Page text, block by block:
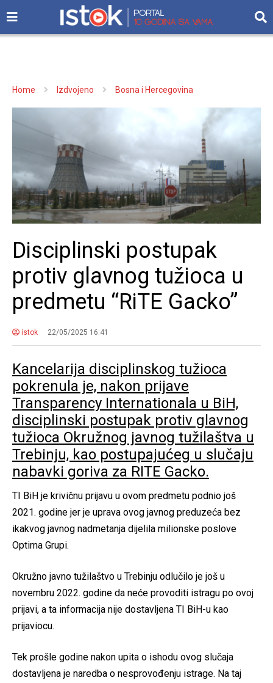
Home Izdvojeno Bosna i Hercegovina
Disciplinski postupak
protiv glavnog tužioca u
predmetu “RiTE Gacko”
istok 22/05/2025 16:41
Kancelarija disciplinskog tužioca
pokrenula je, nakon prijave
Transparency Internationala u BiH,
disciplinski postupak protiv glavnog
tužioca Okružnog javnog tužilaštva u
Trebinju, kao postupajućeg u slučaju
nabavki goriva za RITE Gacko.
TI BiH je krivičnu prijavu u ovom predmetu podnio još
2021. godine jer je uprava ovog javnog preduzeća bez
ikakvog javnog nadmetanja dijelila milionske poslove
Optima Grupi.
Okružno javno tužilaštvo u Trebinju odlučilo je još u
novembru 2022. godine da neće provoditi istragu po ovoj
prijavi, a ta informacija nije dostavljena TI BiH-u kao
prijaviocu.
Tek prošle godine nakon upita o ishodu ovog slučaja
dostavljena je naredba o nesprovođenju istrage. Na taj